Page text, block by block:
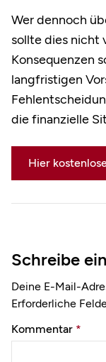
Wer dennoch
sollte dies nicht
Konsequenzen
langfristigen
die finanzielle
Hier
Schreibe
Deine E-Mail-
Erforderliche
Kommentar *